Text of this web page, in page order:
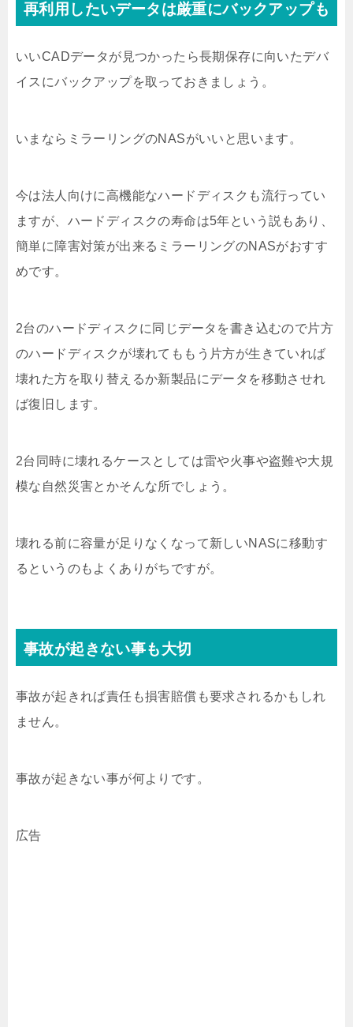
再利用したいデータは厳重にバックアップも
いいCADデータが見つかったら長期保存に向いたデバ
イスにバックアップを取っておきましょう。
いまならミラーリングのNASがいいと思います。
今は法人向けに高機能なハードディスクも流行ってい
ますが、ハードディスクの寿命は5年という説もあり、
簡単に障害対策が出来るミラーリングのNASがおすす
めです。
2台のハードディスクに同じデータを書き込むので片方
のハードディスクが壊れてももう片方が生きていれば
壊れた方を取り替えるか新製品にデータを移動させれ
ば復旧します。
2台同時に壊れるケースとしては雷や火事や盗難や大規
模な自然災害とかそんな所でしょう。
壊れる前に容量が足りなくなって新しいNASに移動す
るというのもよくありがちですが。
事故が起きない事も大切
事故が起きれば責任も損害賠償も要求されるかもしれ
ません。
事故が起きない事が何よりです。
広告